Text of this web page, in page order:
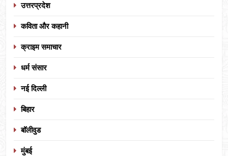
उत्तरप्रदेश
कविता और कहानी
क्राइम समाचार
धर्म संसार
नई दिल्ली
बिहार
बॉलीवुड
मुंबई